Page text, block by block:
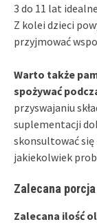
3 do 11 lat
Z kolei dzieci
przyjmować
Warto także
spożywać
przyswajaniu
suplementacji
skonsultować się
jakiekolwiek
Zalecana
Zalecana ilość